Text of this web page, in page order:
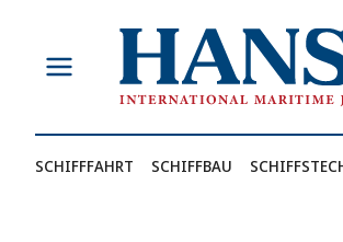
springen
SCHIFFFAHRT SCHIFFBAU